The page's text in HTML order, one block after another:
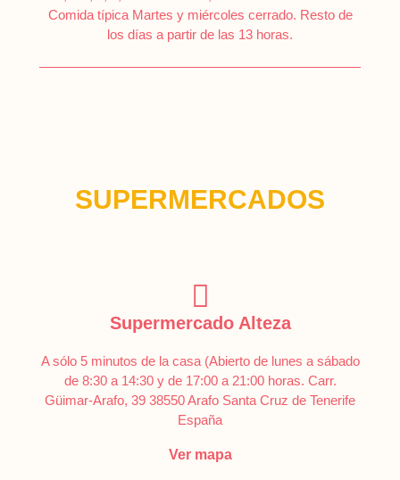
Comida típica Martes y miércoles cerrado. Resto de
los días a partir de las 13 horas.
SUPERMERCADOS
Supermercado Alteza
A sólo 5 minutos de la casa (Abierto de lunes a sábado
de 8:30 a 14:30 y de 17:00 a 21:00 horas. Carr.
Güimar-Arafo, 39 38550 Arafo Santa Cruz de Tenerife
España
Ver mapa